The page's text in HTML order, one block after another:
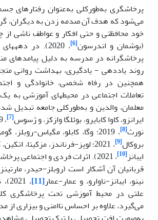
پرخاشگری به‌طورکلی به‌عنوان رفتارهای
می‌شود که هدف آن صدمه زدن به دیگران،
خود محافظتی و حتی افکار و عواطف ناشی
(بوشمان و اندرسون[6]
، 2020). در
پرخاشگرانه در مدرسه به دلیل پیامدهای
روند یاددهی - یادگیری، بهداشت روانی
همچنین در رفاه شخصی، خانوادگی و
تعاملات اجتماعی در محیط­های آموزشی به
معلمان، والدین و به‌طورکلی جامعه تبدیل
ایرانزو، کاوا کابایرو، بوئلگا وازکز، و ژسوس[7]
نورث[8]
، 2019؛ وگا، کابلو، مگیاس-
بروکال[9]
، 2021؛ لوپز-فرناندز، مزکیتا،
ایبانز[10]
، 2021). اثرات فردی و اجتماعی
قربانیان آن آشکار است (روبلز-حیدر،
نینو، ایبانز-ناوارو، و عمار-عمار[11]
،
علتی در محیط آموزشی تحت پرخاشگری
می‌گیرد، علاوه بر احساس ناامنی و بیزاری از